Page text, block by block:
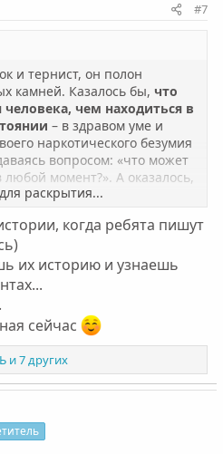
#7
и тернист, он полон
камней. Казалось бы, что
чем находиться в
– в здравом уме и
наркотического безумия
вопросом: «что может
момент?». А оказалось,
популяризировала их и
последствий из-за
картина для
веселая
договоренность
потом я перепробовала
остановилась на зловещем
понесло…. Мне
для того, чтобы с
мир. Предательства,
постоянная тревога,
раскрытия...
когда ребята пишут
их историю и узнаешь
сейчас
и 7 других